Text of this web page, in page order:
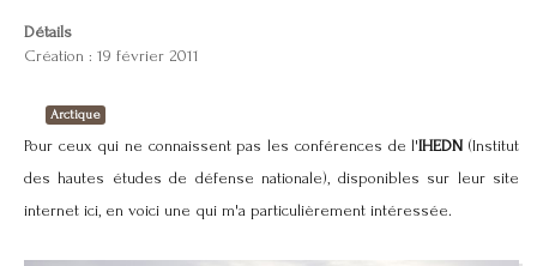
Détails
Création : 19 février 2011
Arctique
Pour ceux qui ne connaissent pas les conférences de l'IHEDN(Institut
des hautes études de défense nationale), disponibles sur leur site
internet ici, en voici une qui m'a particulièrement intéressée.